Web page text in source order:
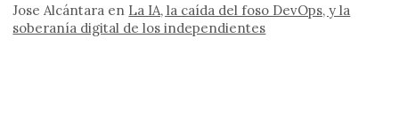
Jose Alcántara en La IA, la caída del foso DevOps, y la
soberanía digital de los independientes